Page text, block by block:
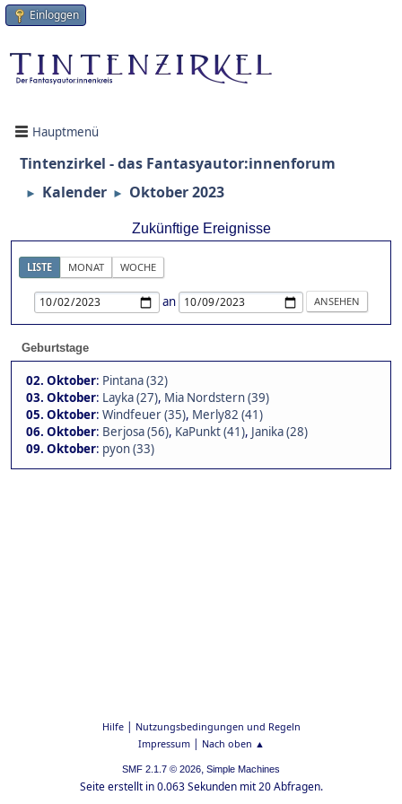
Einloggen
Hauptmenü
Tintenzirkel - das Fantasyautor:innenforum
► Kalender ► Oktober 2023
Zukünftige Ereignisse
LISTE MONAT WOCHE
an
Geburtstage
02. Oktober: Pintana (32)
03. Oktober: Layka (27), Mia Nordstern (39)
05. Oktober: Windfeuer (35), Merly82 (41)
06. Oktober: Berjosa (56), KaPunkt (41), Janika (28)
09. Oktober: pyon (33)
Hilfe| Nutzungsbedingungen und Regeln
Impressum| Nach oben ▲
SMF 2.1.7 © 2026, Simple Machines
Seite erstellt in 0.063 Sekunden mit 20 Abfragen.